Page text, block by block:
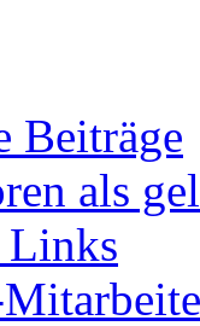
Beiträge
als
Links